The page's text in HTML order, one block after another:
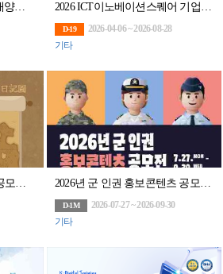
2026 조선해양미래혁신인재양성센터사업 실습 프로젝트 1차 교육 2026 ICT이노베이션스퀘어 기업협력 프로젝트 참여기업 모집
D-19
2026-04-06 ~ 2026-08-28
기타
제8회 뉴스읽기 뉴스일기 공모전 뉴스일기장 배포(~27/7/31) 2026년 군 인권 홍보콘텐츠 공모전(~9/30)
D-1M
2026-07-27 ~ 2026-09-30
기타